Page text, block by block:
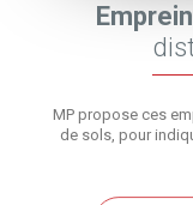
MP propose ces
de sols, pour